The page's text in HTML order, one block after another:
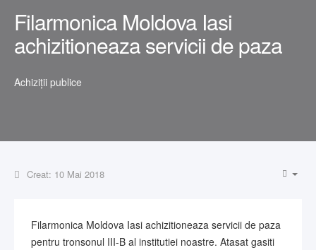
Filarmonica Moldova Iasi
achizitioneaza servicii de paza
Achiziții publice
Creat: 10 Mai 2018
Filarmonica Moldova Iasi achizitioneaza servicii de paza
pentru tronsonul III-B al institutiei noastre. Atasat gasiti